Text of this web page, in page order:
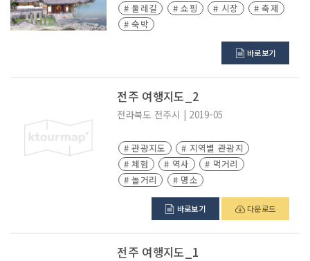
# 둘레길
# 쇼핑 # 시장
# 축제
# 숙박
바로보기
전주 여행지도_2
전라북도 전주시 | 2019-05
# 관광지도
# 지역별 관광지
# 체험
# 역사
# 먹거리
# 놀거리
# 명소
바로보기 다운로드
전주 여행지도_1